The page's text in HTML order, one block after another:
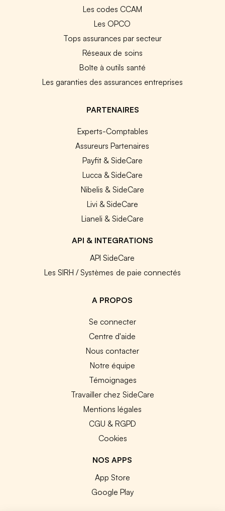
Les codes CCAM
Les OPCO
Tops assurances par secteur
Réseaux de soins
Boîte à outils santé
Les garanties des assurances entreprises
PARTENAIRES
Experts-Comptables
Assureurs Partenaires
Payfit & SideCare
Lucca & SideCare
Nibelis & SideCare
Livi & SideCare
Lianeli & SideCare
API & INTEGRATIONS
API SideCare
Les SIRH / Systèmes de paie connectés
A PROPOS
Se connecter
Centre d'aide
Nous contacter
Notre équipe
Témoignages
Travailler chez SideCare
Mentions légales
CGU & RGPD
Cookies
NOS APPS
App Store
Google Play